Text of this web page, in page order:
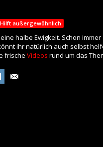
Hilft außergewöhnlich
halbe Ewigkeit. Schon
ihr natürlich auch selbst
frische Videos rund um das